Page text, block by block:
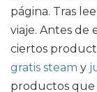
página. Tras
viaje. Antes de
ciertos
gratis steam y
productos